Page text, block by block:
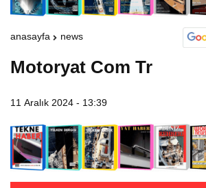
anasayfa news
Motoryat Com Tr
11 Aralık 2024 - 13:39